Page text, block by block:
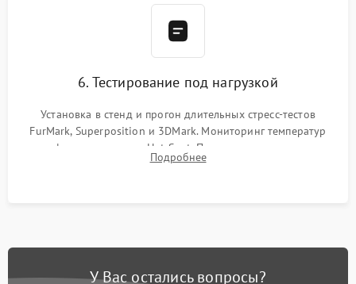
6. Тестирование под нагрузкой
Установка в стенд и прогон длительных стресс-тестов
FurMark, Superposition и 3DMark. Мониторинг температур
графического чипа и Hot Spot. Проверка на отсутствие
артефактов изображения, вылетов драйвера и зависаний.
Подробнее
У Вас остались вопросы?